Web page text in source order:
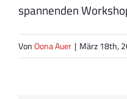
spannenden
VonOona Auer | März 18th,